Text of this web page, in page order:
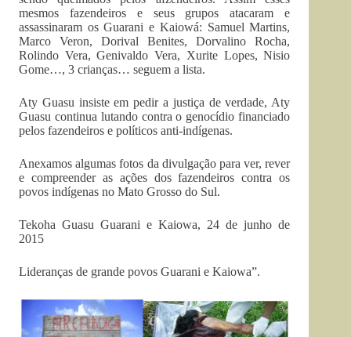
mesmos fazendeiros e seus grupos atacaram e
assassinaram os Guarani e Kaiowá: Samuel Martins,
Marco Veron, Dorival Benites, Dorvalino Rocha,
Rolindo Vera, Genivaldo Vera, Xurite Lopes, Nisio
Gome…, 3 crianças… seguem a lista.
Aty Guasu insiste em pedir a justiça de verdade, Aty
Guasu continua lutando contra o genocídio financiado
pelos fazendeiros e políticos anti-indígenas.
Anexamos algumas fotos da divulgação para ver, rever
e compreender as ações dos fazendeiros contra os
povos indígenas no Mato Grosso do Sul.
Tekoha Guasu Guarani e Kaiowa, 24 de junho de
2015
Lideranças de grande povos Guarani e Kaiowa”.